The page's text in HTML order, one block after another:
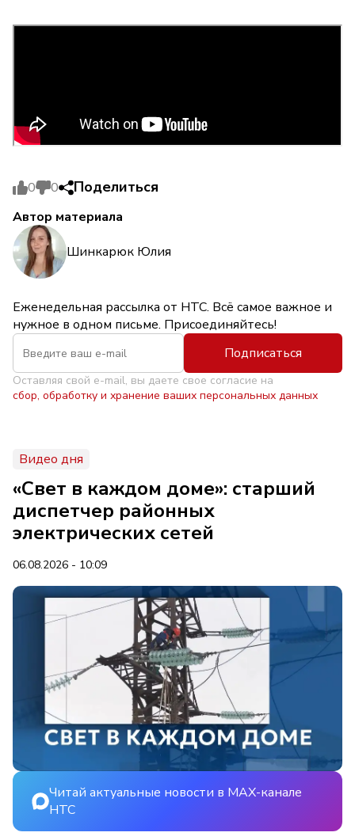
0 0 Поделиться
Автор материала
Шинкарюк Юлия
Еженедельная рассылка от НТС. Всё самое важное и
нужное в одном письме. Присоединяйтесь!
Подписаться
Оставляя свой e-mail, вы даете свое согласие на
сбор, обработку и хранение ваших персональных данных
Видео дня
«Свет в каждом доме»: старший
диспетчер районных
электрических сетей
06.08.2026 - 10:09
Читай актуальные новости в MAX-канале
НТС